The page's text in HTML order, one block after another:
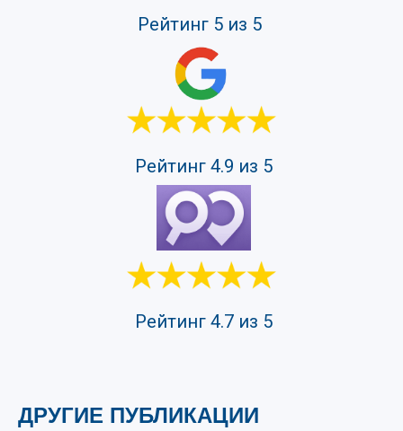
Рейтинг 4.7 из 5
Рейтинг 4.9 из 5
Рейтинг 5 из 5
ДРУГИЕ ПУБЛИКАЦИИ